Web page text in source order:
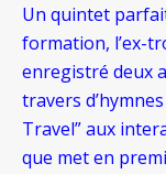
Un quintet
formation, l’ex-
enregistré deux
travers
Travel” aux
que met en